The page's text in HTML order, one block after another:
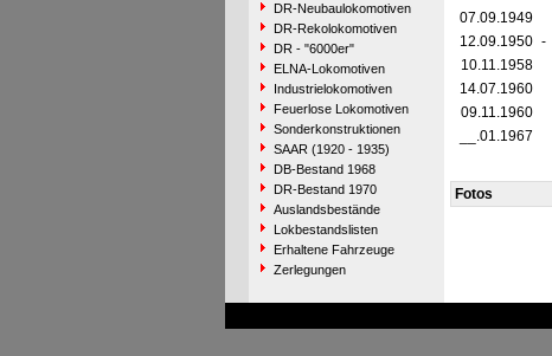
DR-Neubaulokomotiven
DR-Rekolokomotiven
DR - "6000er"
ELNA-Lokomotiven
Industrielokomotiven
Feuerlose Lokomotiven
Sonderkonstruktionen
SAAR (1920 - 1935)
DB-Bestand 1968
DR-Bestand 1970
Auslandsbestände
Lokbestandslisten
Erhaltene Fahrzeuge
Zerlegungen
07.09.1949
12.09.1950 -
10.11.1958
14.07.1960
09.11.1960
__.01.1967
Fotos